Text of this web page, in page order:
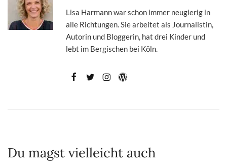
Lisa Harmann war schon immer neugierig in
alle Richtungen. Sie arbeitet als Journalistin,
Autorin und Bloggerin, hat drei Kinder und
lebt im Bergischen bei Köln.
Du magst vielleicht auch